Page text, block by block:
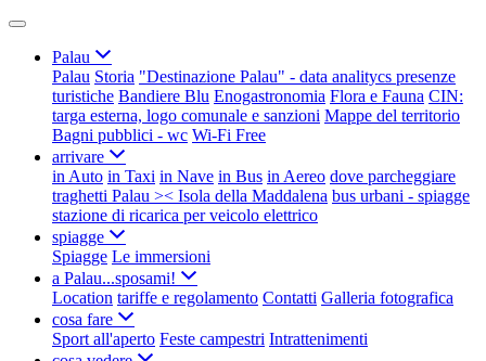
Palau
Palau Storia "Destinazione Palau" - data analitycs presenze
turistiche Bandiere Blu Enogastronomia Flora e Fauna CIN:
targa esterna, logo comunale e sanzioni Mappe del territorio
Bagni pubblici - wc Wi-Fi Free
arrivare
in Auto in Taxi in Nave in Bus in Aereo dove parcheggiare
traghetti Palau >< Isola della Maddalena bus urbani - spiagge
stazione di ricarica per veicolo elettrico
spiagge
Spiagge Le immersioni
a Palau...sposami!
Location tariffe e regolamento Contatti Galleria fotografica
cosa fare
Sport all'aperto Feste campestri Intrattenimenti